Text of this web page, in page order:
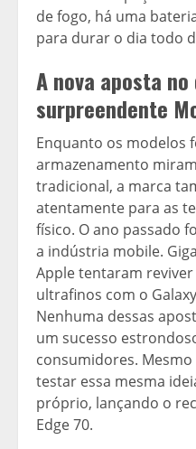
de fogo, há uma
para durar o dia todo
A nova aposta
surpreendente
Enquanto os modelos
armazenamento
tradicional, a marca
atentamente para as
físico. O ano passado
a indústria mobile.
Apple tentaram
ultrafinos com o
Nenhuma dessas
um sucesso
consumidores.
testar essa mesma
próprio, lançando o
Edge 70.